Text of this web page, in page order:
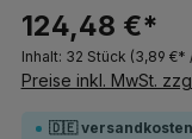
124,48 €*
Inhalt: 32 Stück (3,89 €*
Preise inkl. MwSt.
🇩🇪